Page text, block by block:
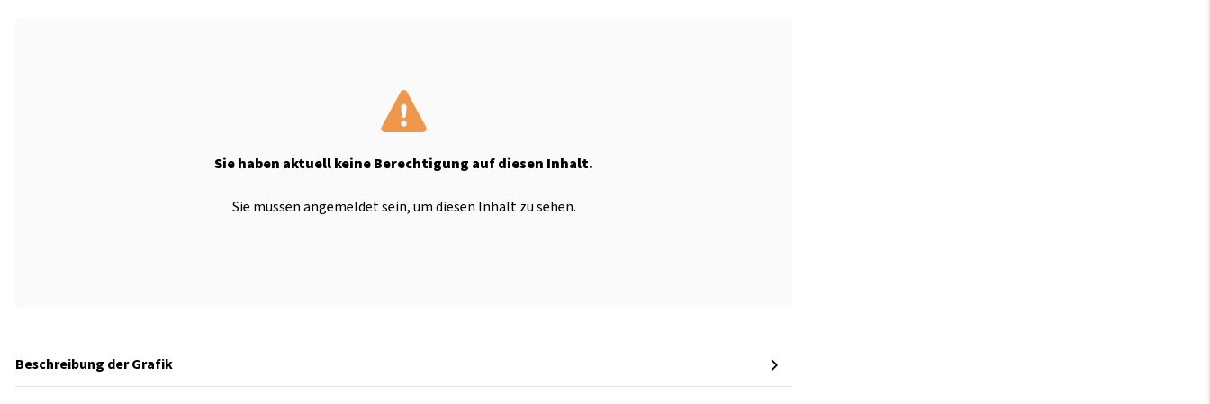
Sie haben aktuell keine Berechtigung auf diesen Inhalt.
Sie müssen angemeldet sein, um diesen Inhalt zu sehen.
Beschreibung der Grafik